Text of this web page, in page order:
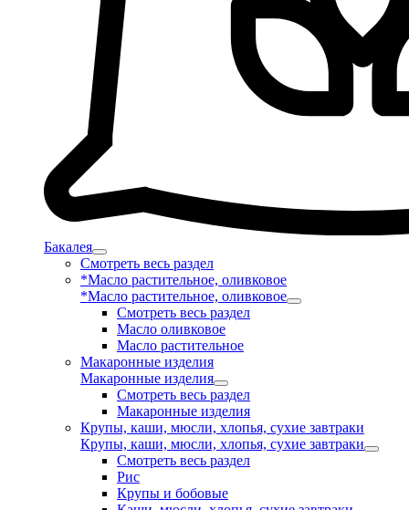
Бакалея
Смотреть весь раздел
*Масло растительное, оливковое
*Масло растительное, оливковое
Смотреть весь раздел
Масло оливковое
Масло растительное
Макаронные изделия
Макаронные изделия
Смотреть весь раздел
Макаронные изделия
Крупы, каши, мюсли, хлопья, сухие завтраки
Крупы, каши, мюсли, хлопья, сухие завтраки
Смотреть весь раздел
Рис
Крупы и бобовые